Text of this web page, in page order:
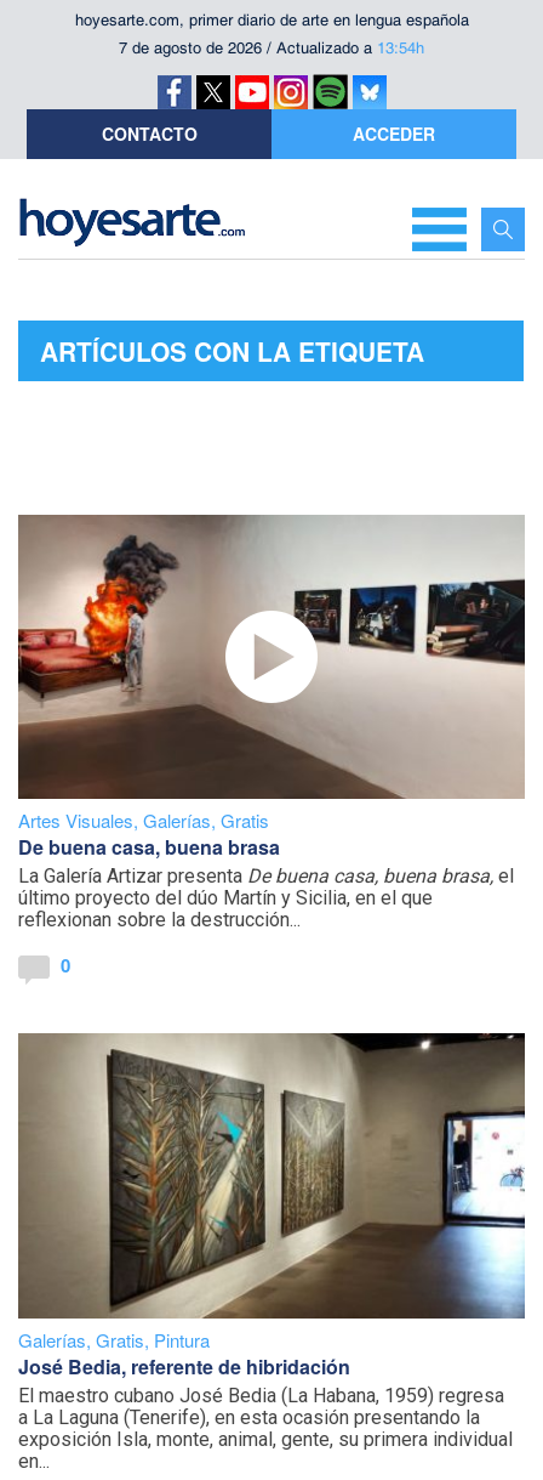
hoyesarte.com, primer diario de arte en lengua española
7 de agosto de 2026 / Actualizado a 13:54h
CONTACTO ACCEDER
ARTÍCULOS CON LA ETIQUETA
Artes Visuales, Galerías, Gratis
De buena casa, buena brasa
La Galería Artizar presenta De buena casa, buena brasa, el
último proyecto del dúo Martín y Sicilia, en el que
reflexionan sobre la destrucción...
0
Galerías, Gratis, Pintura
José Bedia, referente de hibridación
El maestro cubano José Bedia (La Habana, 1959) regresa
a La Laguna (Tenerife), en esta ocasión presentando la
exposición Isla, monte, animal, gente, su primera individual
en...